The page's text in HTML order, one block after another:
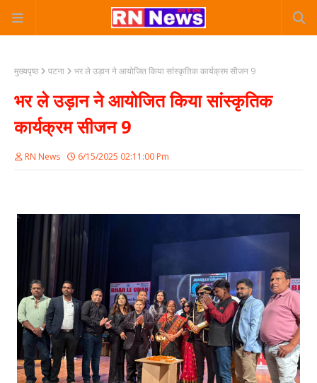
मुख्यपृष्ठ पटना भर ले उड़ान ने आयोजित किया सांस्कृतिक कार्यक्रम सीजन 9
भर ले उड़ान ने आयोजित किया सांस्कृतिक
कार्यक्रम सीजन 9
RN News 6/15/2025 02:11:00 Pm